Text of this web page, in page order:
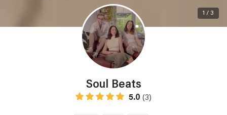
1 / 3
Soul Beats
5.0 (3)